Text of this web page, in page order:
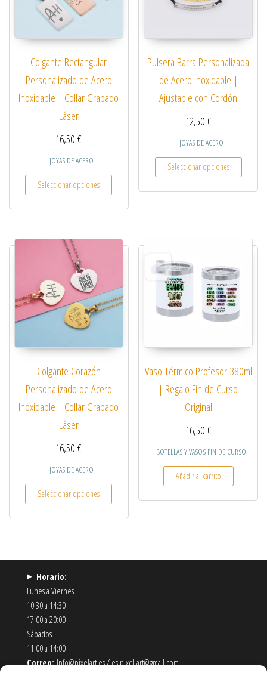
Colgante Rectangular
Personalizado de Acero
Inoxidable | Collar Grabado
Láser
16,50€
JOYAS DE ACERO
Seleccionar opciones
Este producto tiene múltiples variantes. Las
Pulsera Barra Personalizada
de Acero Inoxidable |
Ajustable con Cordón
12,50€
JOYAS DE ACERO
Seleccionar opciones
Este
Colgante Corazón
Personalizado de Acero
Inoxidable | Collar Grabado
Láser
16,50€
JOYAS DE ACERO
Seleccionar opciones
Este producto tiene múltiples variantes. Las
Vaso Térmico Profesor 380ml
| Regalo Fin de Curso
Original
16,50€
BOTELLAS Y VASOS FIN DE CURSO
Añadir al carrito
Horario:
Lunes a Viernes
10:30 a 14:30
17:00 a 20:00
Sábados
11:00 a 14:00
Correo: Info@pixelart.es / es.pixel.art@gmail.com